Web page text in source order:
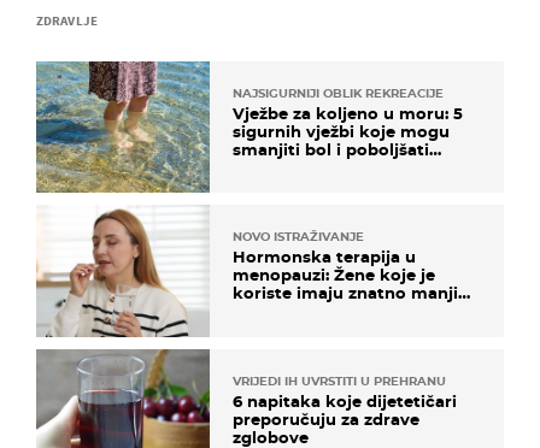
ZDRAVLJE
NAJSIGURNIJI OBLIK REKREACIJE
Vježbe za koljeno u moru: 5
sigurnih vježbi koje mogu
smanjiti bol i poboljšati
NOVO ISTRAŽIVANJE
Hormonska terapija u
menopauzi: Žene koje je
koriste imaju znatno manji
VRIJEDI IH UVRSTITI U PREHRANU
6 napitaka koje dijetetičari
preporučuju za zdrave
zglobove